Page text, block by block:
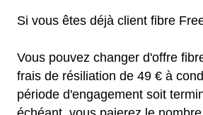
Si vous êtes déjà client fibre
Vous pouvez changer d'offre
frais de résiliation de 49 € à
période d'engagement soit